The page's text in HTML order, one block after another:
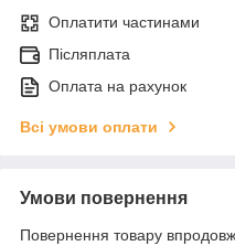
Оплатити частинами
Післяплата
Оплата на рахунок
Всі умови оплати
Умови повернення
Повернення товару